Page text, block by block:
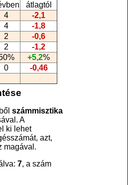
átlagtól
4
-2,1
4
-1,8
2
-0,6
2
-1,2
+5,2%
0
-0,46
számmisztika
A
ki lehet
azt,
magával.
7, a szám